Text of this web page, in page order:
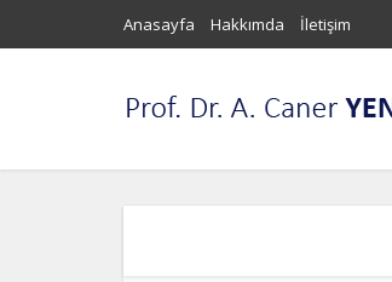
Anasayfa Hakkımda İletişim